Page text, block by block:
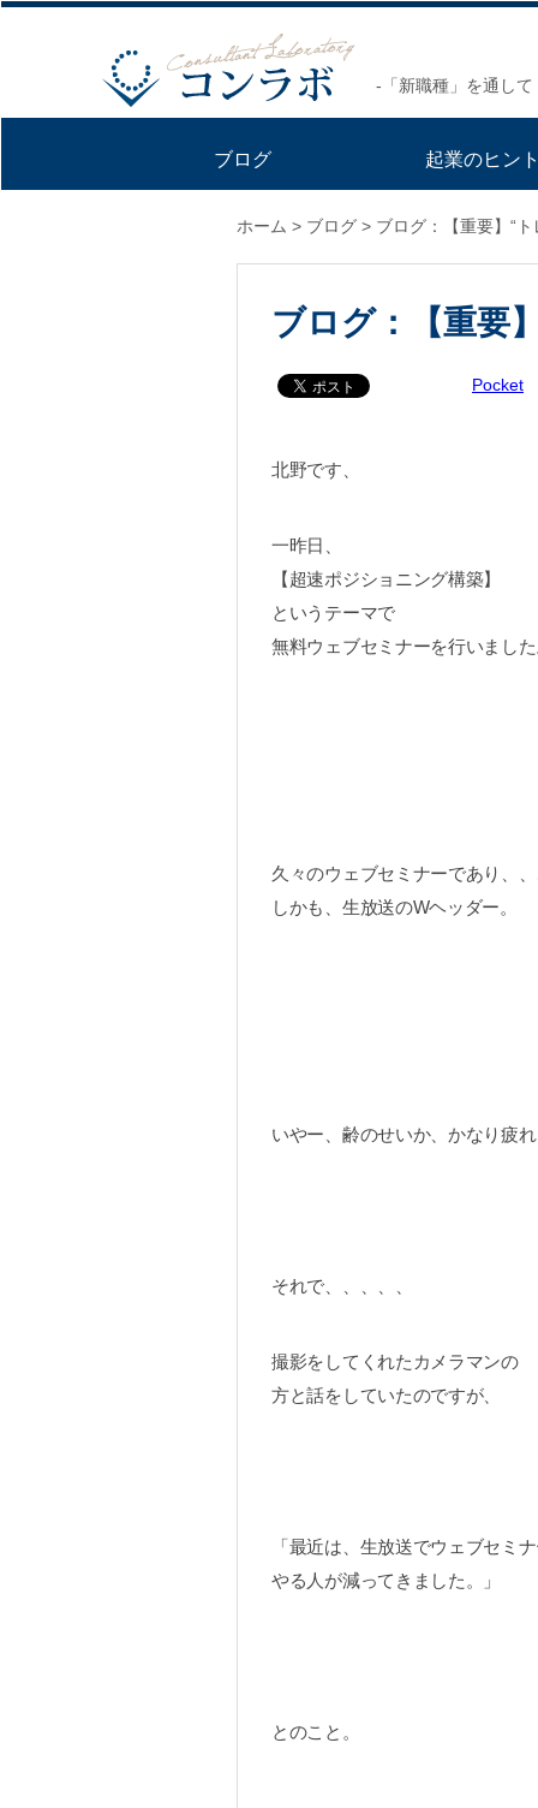
-「新職種」を通し
ブログ 起業のヒン
ホーム > ブログ > ブログ：【重要】“
ブログ：【重要
Pocket
北野です、
一昨日、
【超速ポジショニング構築】
というテーマで
無料ウェブセミナーを行いまし
久々のウェブセミナーであり、
しかも、生放送のWヘッダー。
いやー、齢のせいか、かなり疲
それで、、、、、
撮影をしてくれたカメラマンの
方と話をしていたのですが、
「最近は、生放送でウェブセミ
やる人が減ってきました。」
とのこと。